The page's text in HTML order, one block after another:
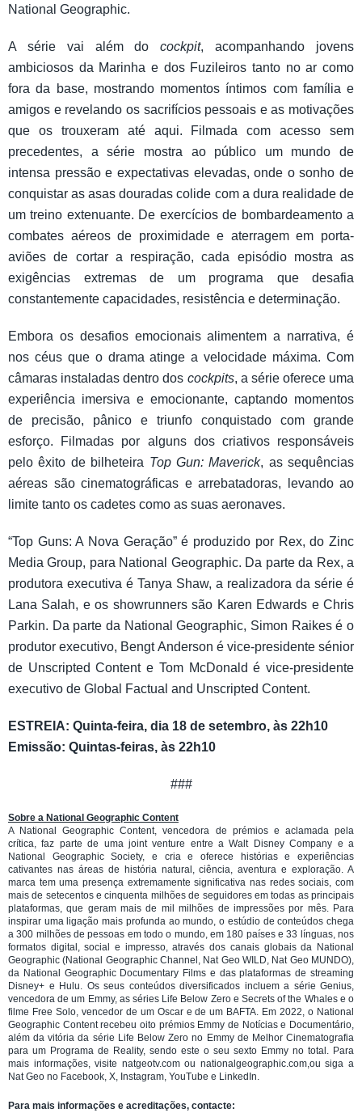
National Geographic.
A série vai além docockpit, acompanhando jovens
ambiciosos da Marinha e dos Fuzileiros tanto no ar como
fora da base, mostrando momentos íntimos com família e
amigos e revelando os sacrifícios pessoais e as motivações
que os trouxeram até aqui. Filmada com acesso sem
precedentes, a série mostra ao público um mundo de
intensa pressão e expectativas elevadas, onde o sonho de
conquistar as asas douradas colide com a dura realidade de
um treino extenuante. De exercícios de bombardeamento a
combates aéreos de proximidade e aterragem em porta-
aviões de cortar a respiração, cada episódio mostra as
exigências extremas de um programa que desafia
constantemente capacidades, resistência e determinação.
Embora os desafios emocionais alimentem a narrativa, é
nos céus que o drama atinge a velocidade máxima. Com
câmaras instaladas dentro dos cockpits, a série oferece uma
experiência imersiva e emocionante, captando momentos
de precisão, pânico e triunfo conquistado com grande
esforço. Filmadas por alguns dos criativos responsáveis
pelo êxito de bilheteira Top Gun: Maverick, as sequências
aéreas são cinematográficas e arrebatadoras, levando ao
limite tanto os cadetes como as suas aeronaves.
“Top Guns: A Nova Geração” é produzido por Rex, do Zinc
Media Group, para National Geographic. Da parte da Rex, a
produtora executiva é Tanya Shaw, a realizadora da série é
Lana Salah, e os showrunners são Karen Edwards e Chris
Parkin. Da parte da National Geographic, Simon Raikes é o
produtor executivo, Bengt Anderson é vice-presidente sénior
de Unscripted Content e Tom McDonald é vice-presidente
executivo de Global Factual and Unscripted Content.
ESTREIA: Quinta-feira, dia 18 de setembro, às 22h10
Emissão: Quintas-feiras, às 22h10
###
Sobre a National Geographic Content
A National Geographic Content, vencedora de prémios e aclamada pela
crítica, faz parte de uma joint venture entre a Walt Disney Company e a
National Geographic Society, e cria e oferece histórias e experiências
cativantes nas áreas de história natural, ciência, aventura e exploração. A
marca tem uma presença extremamente significativa nas redes sociais, com
mais de setecentos e cinquenta milhões de seguidores em todas as principais
plataformas, que geram mais de mil milhões de impressões por mês. Para
inspirar uma ligação mais profunda ao mundo, o estúdio de conteúdos chega
a 300 milhões de pessoas em todo o mundo, em 180 países e 33 línguas, nos
formatos digital, social e impresso, através dos canais globais da National
Geographic (National Geographic Channel, Nat Geo WILD, Nat Geo MUNDO),
da National Geographic Documentary Films e das plataformas de streaming
Disney+ e Hulu. Os seus conteúdos diversificados incluem a série Genius,
vencedora de um Emmy, as séries Life Below Zero e Secrets of the Whales e o
filme Free Solo, vencedor de um Oscar e de um BAFTA. Em 2022, o National
Geographic Content recebeu oito prémios Emmy de Notícias e Documentário,
além da vitória da série Life Below Zero no Emmy de Melhor Cinematografia
para um Programa de Reality, sendo este o seu sexto Emmy no total. Para
mais informações, visite natgeotv.com ou nationalgeographic.com,ou siga a
Nat Geo no Facebook, X, Instagram, YouTube e LinkedIn.
Para mais informações e acreditações, contacte: